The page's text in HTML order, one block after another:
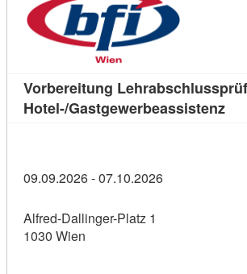
Vorbereitung
Hotel-/Gastgewerbeassistenz
09.09.2026 - 07.10.2026
Alfred-Dallinger-Platz 1
1030 Wien